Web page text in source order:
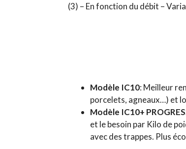
(3) – En fonction du débit –
Modèle IC10: Meilleur
porcelets, agneaux…) et
Modèle IC10+
et le besoin par Kilo de
avec des trappes. Plus